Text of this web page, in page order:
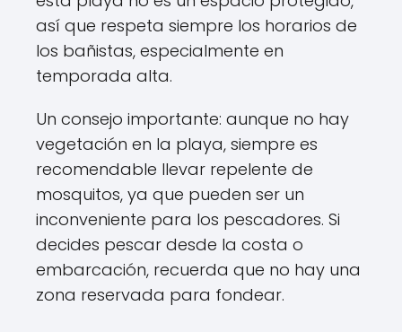
así que respeta siempre los horarios de
los bañistas, especialmente en
temporada alta.
Un consejo importante: aunque no hay
vegetación en la playa, siempre es
recomendable llevar repelente de
mosquitos, ya que pueden ser un
inconveniente para los pescadores. Si
decides pescar desde la costa o
embarcación, recuerda que no hay una
zona reservada para fondear.